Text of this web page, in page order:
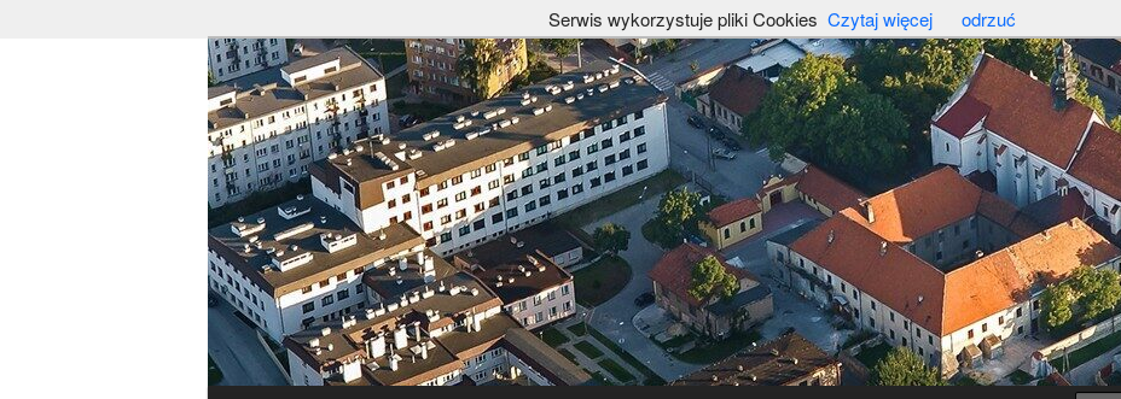
Serwis wykorzystuje pliki Cookies Czytaj więcej odrzuć